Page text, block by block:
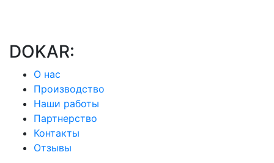
DOKAR:
О нас
Производство
Наши работы
Партнерство
Контакты
Отзывы